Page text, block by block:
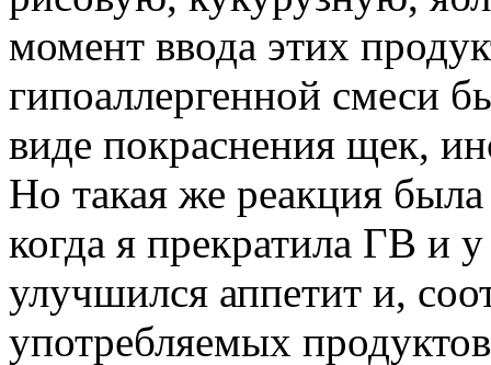
момент ввода этих
гипоаллергенной смеси
виде покраснения щек,
Но такая же реакция
когда я прекратила ГВ и
улучшился аппетит и,
употребляемых